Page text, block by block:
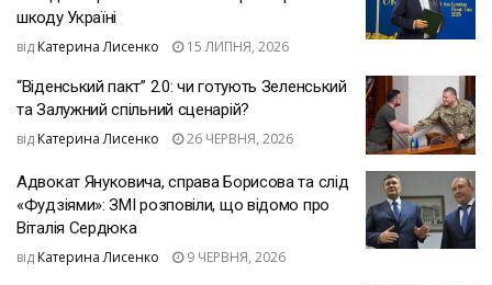
шкоду Україні
від Катерина Лисенко 15 ЛИПНЯ, 2026
“Віденський пакт” 2.0: чи готують Зеленський
та Залужний спільний сценарій?
від Катерина Лисенко 26 ЧЕРВНЯ, 2026
Адвокат Януковича, справа Борисова та слід
«Фудзіями»: ЗМІ розповіли, що відомо про
Віталія Сердюка
від Катерина Лисенко 9 ЧЕРВНЯ, 2026